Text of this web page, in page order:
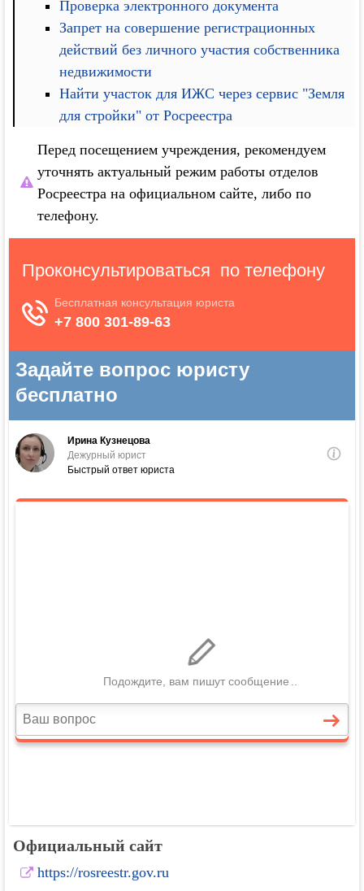
Проверка электронного документа
Запрет на совершение регистрационных
действий без личного участия собственника
недвижимости
Найти участок для ИЖС через сервис "Земля
для стройки" от Росреестра
Перед посещением учреждения, рекомендуем
уточнять актуальный режим работы отделов
Росреестра на официальном сайте, либо по
телефону.
Официальный сайт
https://rosreestr.gov.ru